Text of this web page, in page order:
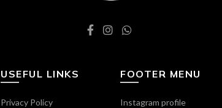
USEFUL LINKS
Privacy Policy
FOOTER MENU
Instagram profile